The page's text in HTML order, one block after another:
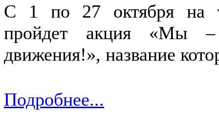
С 1 по 27 октября на
пройдет акция «Мы –
движения!», название
Подробнее...